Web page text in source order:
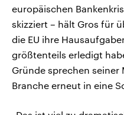
europäischen
skizziert – hält Gros für
die EU ihre
größtenteils erledigt
Gründe sprechen seiner
Branche erneut in eine